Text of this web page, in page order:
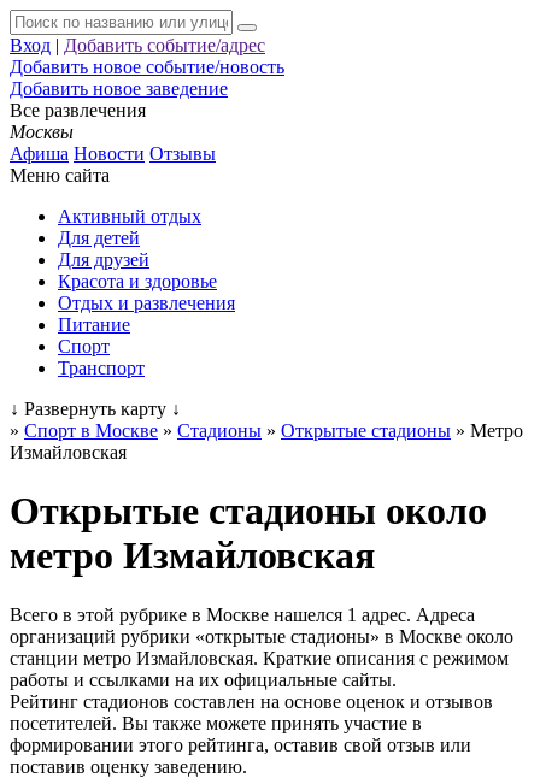
Вход | Добавить событие/адрес
Добавить новое событие/новость
Добавить новое заведение
Все развлечения
Москвы
Афиша Новости Отзывы
Меню сайта
Активный отдых
Для детей
Для друзей
Красота и здоровье
Отдых и развлечения
Питание
Спорт
Транспорт
↓ Развернуть карту ↓
» Спорт в Москве » Стадионы » Открытые стадионы » Метро
Измайловская
Открытые стадионы около
метро Измайловская
Всего в этой рубрике в Москве нашелся 1 адрес. Адреса
организаций рубрики «открытые стадионы» в Москве около
станции метро Измайловская. Краткие описания с режимом
работы и ссылками на их официальные сайты.
Рейтинг стадионов составлен на основе оценок и отзывов
посетителей. Вы также можете принять участие в
формировании этого рейтинга, оставив свой отзыв или
поставив оценку заведению.